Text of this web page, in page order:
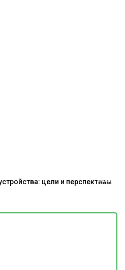
цели и перспективы
Подпишитесь
на наш